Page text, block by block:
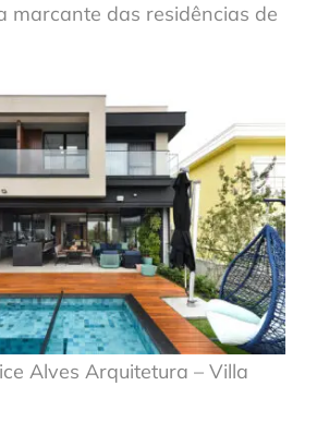
marcante das residências de
Alves Arquitetura – Villa